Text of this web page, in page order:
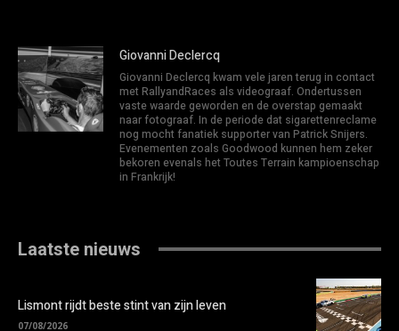
Giovanni Declercq
Giovanni Declercq kwam vele jaren terug in contact
met RallyandRaces als videograaf. Ondertussen
vaste waarde geworden en de overstap gemaakt
naar fotograaf. In de periode dat sigarettenreclame
nog mocht fanatiek supporter van Patrick Snijers.
Evenementen zoals Goodwood kunnen hem zeker
bekoren evenals het Toutes Terrain kampioenschap
in Frankrijk!
Laatste nieuws
Lismont rijdt beste stint van zijn leven
07/08/2026